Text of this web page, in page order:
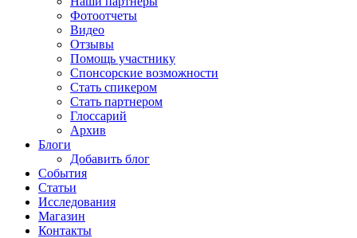
Фотоотчеты
Видео
Отзывы
Помощь участнику
Спонсорские возможности
Стать спикером
Стать партнером
Глоссарий
Архив
Блоги
Добавить блог
События
Статьи
Исследования
Магазин
Контакты